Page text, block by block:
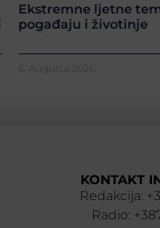
Ekstremne ljetne
pogađaju i životinje
6. Augusta 2026.
KONTAKT
Redakcija:
Radio: